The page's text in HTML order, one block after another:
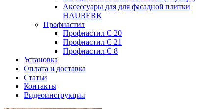
Аксессуары для для фасадной плитки
HAUBERK
Профнастил
Профнастил С 20
Профнастил С 21
Профнастил С 8
Установка
Оплата и доставка
Статьи
Контакты
Видеоинструкции